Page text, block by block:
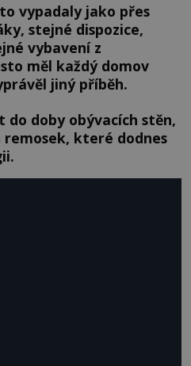
vypadaly jako přes
stejné dispozice,
vybavení z
měl každý domov
jiný příběh.
doby obývacích stěn,
které dodnes